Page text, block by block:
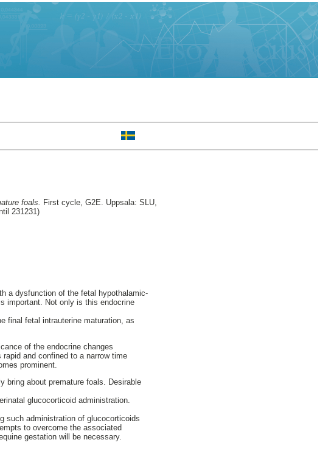
foals. First cycle, G2E. Uppsala: SLU,
231231)
a dysfunction of the fetal hypothalamic-
important. Not only is this endocrine
final fetal intrauterine maturation, as
of the endocrine changes
and confined to a narrow time
prominent.
bring about premature foals. Desirable
glucocorticoid administration.
such administration of glucocorticoids
to overcome the associated
gestation will be necessary.